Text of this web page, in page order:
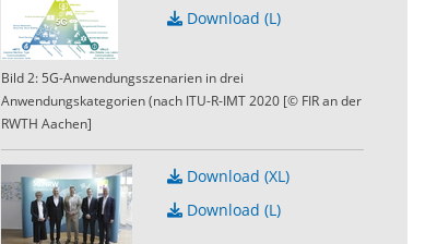
Download (L)
Bild 2: 5G-Anwendungsszenarien in drei
Anwendungskategorien (nach ITU-R-IMT 2020 [© FIR an der
RWTH Aachen]
Download (XL)
Download (L)